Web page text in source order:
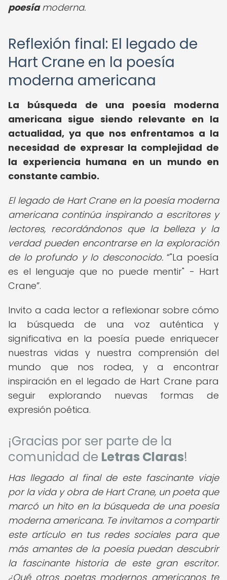
poesíamoderna.
Reflexión final: El legado de
Hart Crane en la poesía
moderna americana
La búsqueda de una poesía moderna
americana sigue siendo relevante en la
actualidad, ya que nos enfrentamos a la
necesidad de expresar la complejidad de
la experiencia humana en un mundo en
constante cambio.
El legado de Hart Crane en la poesía moderna
americana continúa inspirando a escritores y
lectores, recordándonos que la belleza y la
verdad pueden encontrarse en la exploración
de lo profundo y lo desconocido. "La poesía
es el lenguaje que no puede mentir" - Hart
Crane .
Invito a cada lector a reflexionar sobre cómo
la búsqueda de una voz auténtica y
significativa en la poesía puede enriquecer
nuestras vidas y nuestra comprensión del
mundo que nos rodea, y a encontrar
inspiración en el legado de Hart Crane para
seguir explorando nuevas formas de
expresión poética.
¡Gracias por ser parte de la
comunidad de Letras Claras!
Has llegado al final de este fascinante viaje
por la vida y obra de Hart Crane, un poeta que
marcó un hito en la búsqueda de una poesía
moderna americana. Te invitamos a compartir
este artículo en tus redes sociales para que
más amantes de la poesía puedan descubrir
la fascinante historia de este gran escritor.
¿Qué otros poetas modernos americanos te